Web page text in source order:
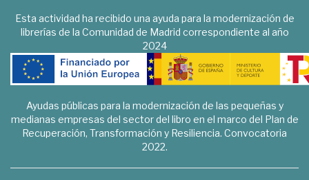
Esta actividad ha recibido una ayuda para la modernización de
librerías de la Comunidad de Madrid correspondiente al año
2024
Ayudas públicas para la modernización de las pequeñas y
medianas empresas del sector del libro en el marco del Plan de
Recuperación, Transformación y Resiliencia. Convocatoria
2022.